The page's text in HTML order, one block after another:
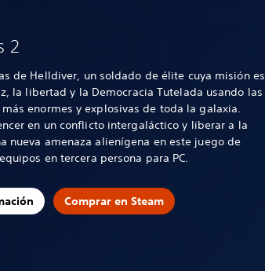
2
de Helldiver, un soldado de élite cuya misión es
la libertad y la Democracia Tutelada usando las
enormes y explosivas de toda la galaxia.
en un conflicto intergaláctico y liberar a la
nueva amenaza alienígena en este juego de
en tercera persona para PC.
Comprar en Steam